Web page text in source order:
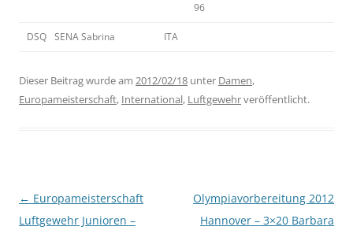
96
DSQ SENA Sabrina ITA
Dieser Beitrag wurde am 2012/02/18 unter Damen,
Europameisterschaft, International, Luftgewehrveröffentlicht.
Beitragsnavigation
← Europameisterschaft
Luftgewehr Junioren –
Olympiavorbereitung 2012
Hannover – 3×20 Barbara